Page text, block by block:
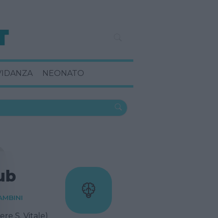
NEONATO
S. Vitale)